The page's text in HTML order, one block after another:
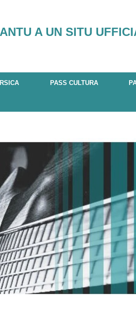
A UN SITU
PASS CULTURA